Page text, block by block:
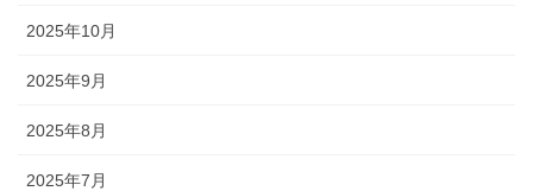
2025年10月
2025年9月
2025年8月
2025年7月